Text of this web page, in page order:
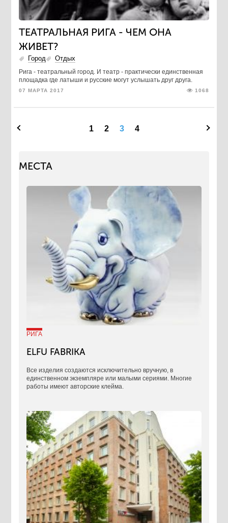
ТЕАТРАЛЬНАЯ РИГА - ЧЕМ ОНА
ЖИВЕТ?
Город Отдых
Рига - театральный город. И театр - практически единственная
площадка где латыши и русские могут услышать друг друга.
07 МАРТА 2017 1068
1 2 3 4
МЕСТА
РИГА
ELFU FABRIKA
Все изделия создаются исключительно вручную, в
единственном экземпляре или малыми сериями. Многие
работы имеют авторские клейма.